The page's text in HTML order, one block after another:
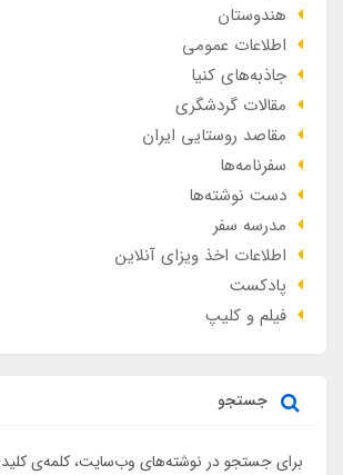
هندوستان
اطلاعات عمومی
جاذبه‌های کنیا
مقالات گردشگری
مقاصد روستایی ایران
سفرنامه‌ها
دست نوشته‌ها
مدرسه سفر
اطلاعات اخذ ویزای آنلاین
پادکست
فیلم و کلیپ
جستجو
برای جستجو در نوشته‌های وب‌سایت، کلمه‌ی